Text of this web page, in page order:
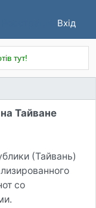
Вхід
тут!
Тайване
(Тайвань)
со